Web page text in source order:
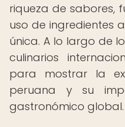
riqueza de sabores,
uso de ingredientes
única. A lo largo de
culinarios
para mostrar la
peruana y su
gastronómico global.